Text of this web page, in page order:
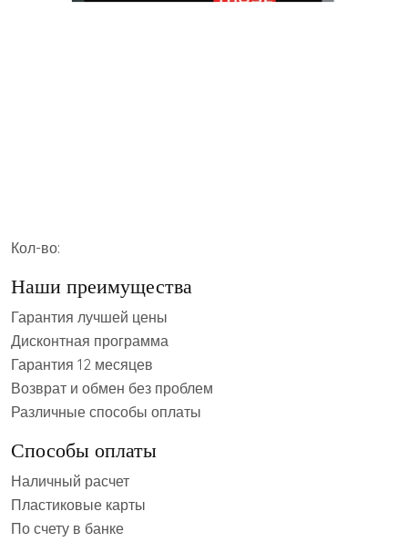
Кол-во:
Наши преимущества
Гарантия лучшей цены
Дисконтная программа
Гарантия 12 месяцев
Возврат и обмен без проблем
Различные способы оплаты
Способы оплаты
Наличный расчет
Пластиковые карты
По счету в банке